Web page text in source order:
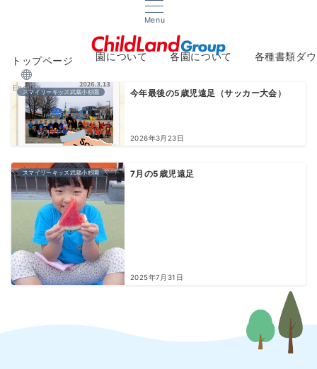
Menu
English
トップページ 園について 各園について 各種書類ダ
スマイリーキッズ武蔵小杉園 今年最後の5歳児遠足（サッカー大会）
2026年3月23日
スマイリーキッズ武蔵小杉園 7月の5歳児遠足
2025年7月31日